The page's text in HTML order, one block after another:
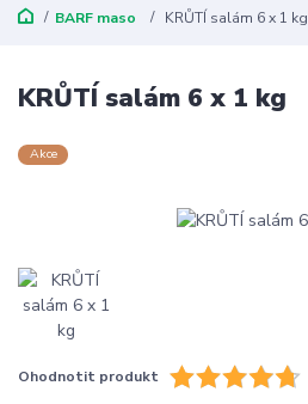
BARF maso KRŮTÍ salám 6 x 1 kg
KRŮTÍ salám 6 x 1 kg
Akce
Ohodnotit produkt